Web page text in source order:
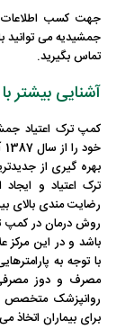
جهت کسب
جمشیدیه می توانید
تماس بگیرید.
آشنایی بیشتر
کمپ ترک اعتیاد
بهره گیری از
ترک اعتیاد و
رضایت مندی بالای
روش درمان در کمپ
باشد و در این مرکز
با توجه به
مصرف و دوز
روانپزشک متخصص
برای بیماران اتخاذ